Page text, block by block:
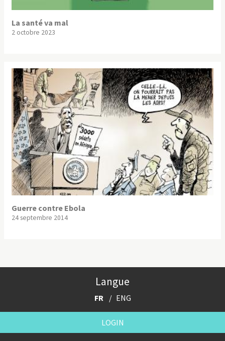
La santé va mal
2 octobre 2023
Guerre contre Ebola
24 septembre 2014
Langue
FR ENG
LOGIN